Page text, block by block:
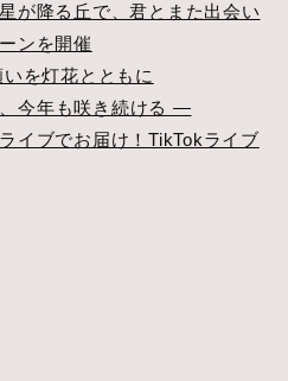
が降る丘で、君とまた出会い
ンを開催
を灯花とともに
今年も咲き続ける ―
イブでお届け！TikTokライブ